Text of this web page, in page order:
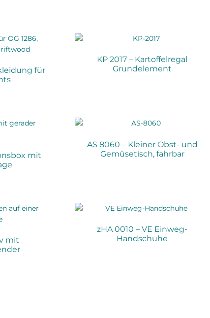
für
KP 2017 – Kartoffelregal
Grundelement
mit
AS 8060 – Kleiner Obst- und
Gemüsetisch, fahrbar
mit
zHA 0010 – VE Einweg-
Handschuhe